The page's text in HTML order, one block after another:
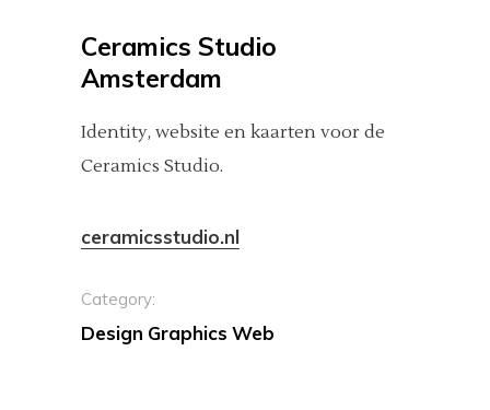
Ceramics Studio
Amsterdam
Identity, website en kaarten voor de
Ceramics Studio.
ceramicsstudio.nl
Category:
Design Graphics Web